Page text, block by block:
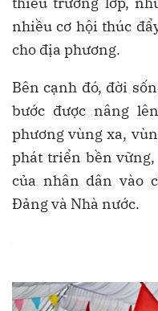
nhiều cơ hội thúc
cho địa phương.
Bên cạnh đó, đời
bước được nâng
phương vùng xa,
phát triển bền
của nhân dân vào
Đảng và Nhà nước.